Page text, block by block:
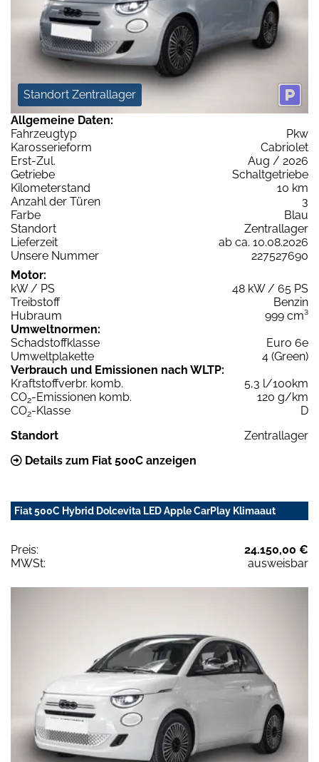
Standort Zentrallager
Allgemeine Daten:
Fahrzeugtyp
Pkw
Karosserieform
Cabriolet
Erst-Zul.
Aug / 2026
Getriebe
Schaltgetriebe
Kilometerstand
10 km
Anzahl der Türen
3
Farbe
Blau
Standort
Zentrallager
Lieferzeit
ab ca. 10.08.2026
Unsere Nummer
227527690
Motor:
kW / PS
48 kW / 65 PS
Treibstoff
Benzin
Hubraum
999 cm³
Umweltnormen:
Schadstoffklasse
Euro 6e
Umweltplakette
4 (Green)
Verbrauch und Emissionen nach WLTP:
Kraftstoffverbr. komb.
5,3 l/100km
CO2-Emissionen komb.
120 g/km
CO2-Klasse
D
Standort
Zentrallager
Details zum Fiat 500C anzeigen
Fiat 500C Hybrid Dolcevita LED Apple CarPlay Klimaaut
Preis:
24.150,00 €
MWSt:
ausweisbar